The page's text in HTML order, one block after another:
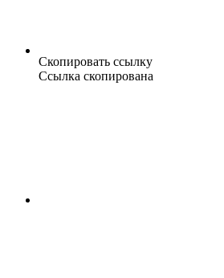
Скопировать ссылку
Ссылка скопирована